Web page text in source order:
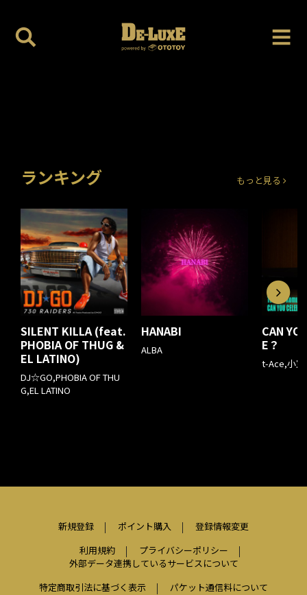
ランキング もっと見る
SILENT KILLA (feat.
PHOBIA OF THUG &
EL LATINO)
DJ☆GO,PHOBIA OF THU
G,EL LATINO
HANABI
ALBA
CAN
E？
t-Ace,小室
新規登録 ポイント購入
登録情報変更
利用規約
プライバシーポリシー
外部データ連携しているサービスについて
特定商取引法に基づく表示
パケット通信料について